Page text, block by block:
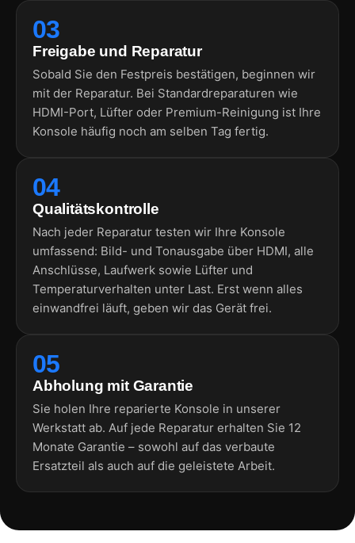
03
Freigabe und Reparatur
Sobald Sie den Festpreis bestätigen, beginnen wir
mit der Reparatur. Bei Standardreparaturen wie
HDMI-Port, Lüfter oder Premium-Reinigung ist Ihre
Konsole häufig noch am selben Tag fertig.
04
Qualitätskontrolle
Nach jeder Reparatur testen wir Ihre Konsole
umfassend: Bild- und Tonausgabe über HDMI, alle
Anschlüsse, Laufwerk sowie Lüfter und
Temperaturverhalten unter Last. Erst wenn alles
einwandfrei läuft, geben wir das Gerät frei.
05
Abholung mit Garantie
Sie holen Ihre reparierte Konsole in unserer
Werkstatt ab. Auf jede Reparatur erhalten Sie 12
Monate Garantie – sowohl auf das verbaute
Ersatzteil als auch auf die geleistete Arbeit.